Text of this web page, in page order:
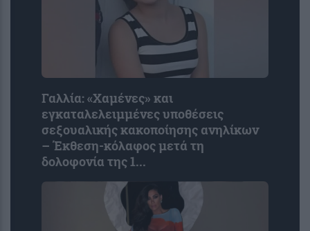
Γαλλία: «Χαμένες» και
εγκαταλελειμμένες υποθέσεις
σεξουαλικής κακοποίησης ανηλίκων
– Έκθεση-κόλαφος μετά τη
δολοφονία της 1...